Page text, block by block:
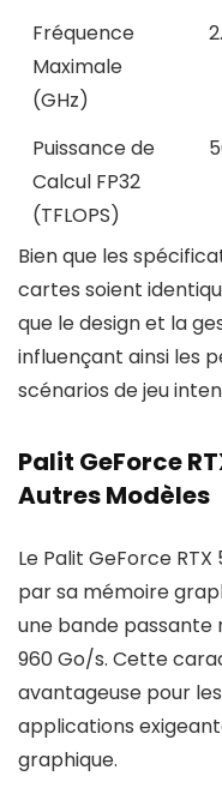
Fréquence
Maximale
(GHz)
Puissance de
Calcul FP32
(TFLOPS)
Bien que les
cartes soient
que le design et la
influençant ainsi les
scénarios de jeu
Palit GeForce
Autres Modèles
Le Palit GeForce
par sa mémoire
une bande
960 Go/s. Cette
avantageuse pour
applications
graphique.